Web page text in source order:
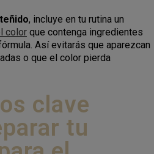
, incluye en tu rutina un
color que contenga ingredientes
Así evitarás que aparezcan
o que el color pierda
clave
tu